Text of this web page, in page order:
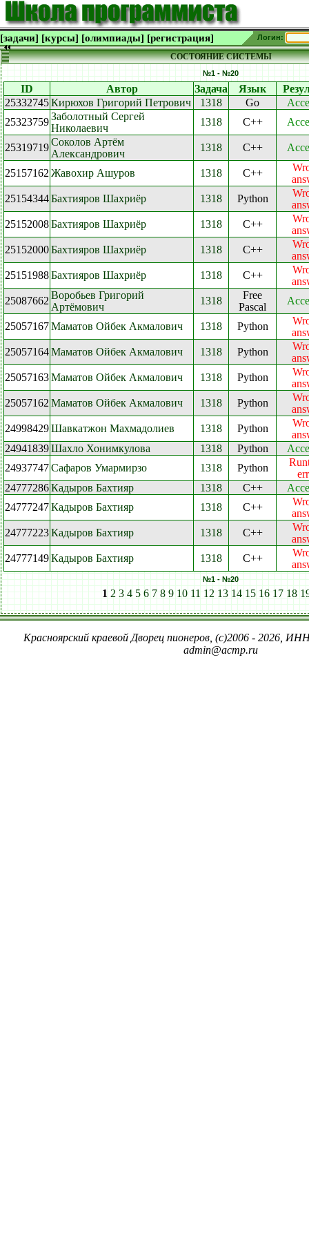
[задачи] [курсы] [олимпиады] [регистрация] Логин:
СОСТОЯНИЕ СИСТЕМЫ
№1 - №20
ID Автор Задача Язык
25332745Кирюхов Григорий Петрович 1318 Go
25323759Заболотный Сергей
Николаевич
1318 C++
25319719Соколов Артём
Александрович
1318 C++
25157162 Жавохир Ашуров 1318 C++
25154344Бахтияров Шахриёр 1318 Python
25152008Бахтияров Шахриёр 1318 C++
25152000Бахтияров Шахриёр 1318 C++
25151988Бахтияров Шахриёр 1318 C++
25087662 Воробьев Григорий
Артёмович
1318
Free
Pascal
25057167Маматов Ойбек Акмалович 1318 Python
25057164Маматов Ойбек Акмалович 1318 Python
25057163Маматов Ойбек Акмалович 1318 Python
25057162 Маматов Ойбек Акмалович 1318 Python
24998429Шавкатжон Махмадолиев 1318 Python
24941839Шахло Хонимкулова 1318 Python
24937747Сафаров Умармирзо 1318 Python
24777286Кадыров Бахтияр 1318 C++
24777247Кадыров Бахтияр 1318 C++
24777223Кадыров Бахтияр 1318 C++
24777149Кадыров Бахтияр 1318 C++
№1 - №20
1 2 3 4 5 6 7 8 9 10 11 12 13 14 15 16 17 18
Красноярский краевой Дворец пионеров, (c)2006 - 2026,
admin@acmp.ru